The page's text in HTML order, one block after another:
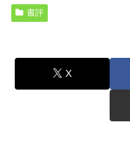
書評
X